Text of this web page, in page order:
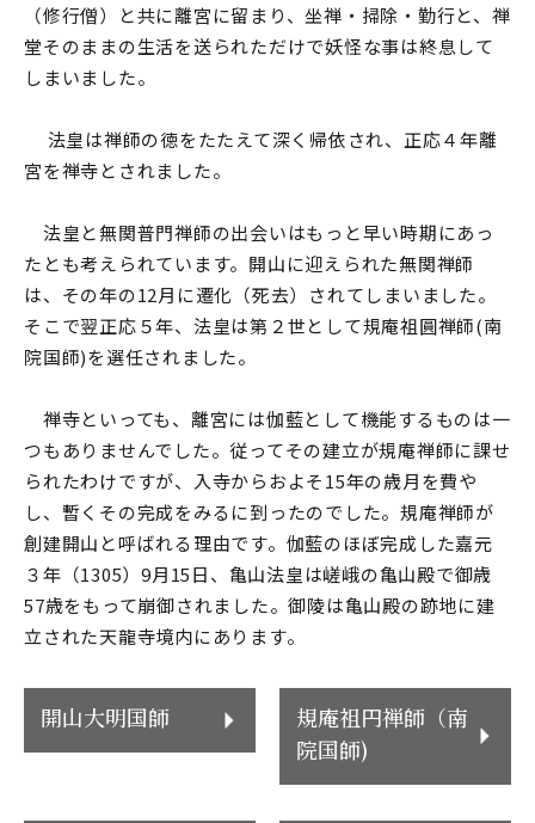
（修行僧）と共に離宮に留まり、坐禅・掃除・勤行と、禅
堂そのままの生活を送られただけで妖怪な事は終息して
しまいました。
法皇は禅師の徳をたたえて深く帰依され、正応４年離
宮を禅寺とされました。
法皇と無関普門禅師の出会いはもっと早い時期にあっ
たとも考えられています。開山に迎えられた無関禅師
は、その年の12月に遷化（死去）されてしまいました。
そこで翌正応５年、法皇は第２世として規庵祖圓禅師(南
院国師)を選任されました。
禅寺といっても、離宮には伽藍として機能するものは一
つもありませんでした。従ってその建立が規庵禅師に課せ
られたわけですが、入寺からおよそ15年の歳月を費や
し、暫くその完成をみるに到ったのでした。規庵禅師が
創建開山と呼ばれる理由です。伽藍のほぼ完成した嘉元
３年（1305）9月15日、亀山法皇は嵯峨の亀山殿で御歳
57歳をもって崩御されました。御陵は亀山殿の跡地に建
立された天龍寺境内にあります。
開山大明国師
規庵祖円禅師（南
院国師)